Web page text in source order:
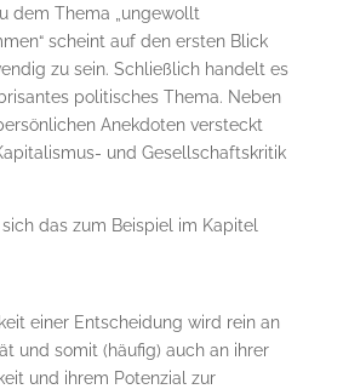
dem Thema „ungewollt
scheint auf den ersten Blick
zu sein. Schließlich handelt es
politisches Thema. Neben
Anekdoten versteckt
und Gesellschaftskritik
das zum Beispiel im Kapitel
einer Entscheidung wird rein an
und somit (häufig) auch an ihrer
und ihrem Potenzial zur